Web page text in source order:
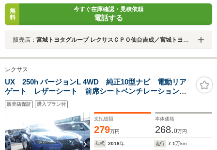
無
料
今すぐ在庫確認・見積依頼
電話する
販売店： 宮城トヨタグループ レクサスＣＰＯ仙台吉成／宮城トヨタ自動車
レクサス
UX 250h バージョンL 4WD 純正10型ナビ 電動リア
ゲート レザーシート 前席シートベンチレーション
ドラレコ
販売店保証 購入プラン付
支払総額
279万円
本体価格
268.0万円
年式 2018年 走行 7.1万km